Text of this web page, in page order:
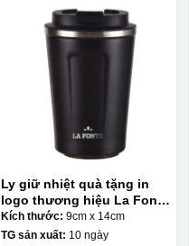
Ly giữ nhiệt quà tặng in
logo thương hiệu La Fonte
380ml KQ-LGN15
Kích thước: 9cm x 14cm
TG sản xuất: 10 ngày